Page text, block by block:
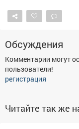
ТВ программа
Обсуждения
Комментарии могут
пользователи!
регистрация
Читайте так же